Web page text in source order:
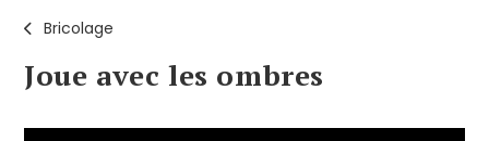
Bricolage
Joue avec les ombres